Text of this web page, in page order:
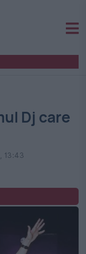
Dj care
13:43